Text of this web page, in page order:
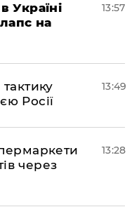
Україні
на
13:57
Росії
13:49
через
13:28